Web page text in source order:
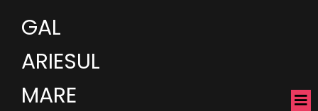
GAL
ARIESUL
MARE